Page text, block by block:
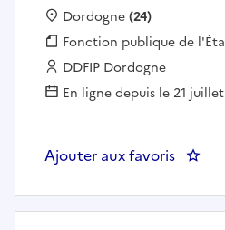
Localisation :
Dordogne(24)
Fonction publique :
Fonction publique de
Employeur :
DDFIP Dordogne
En ligne depuis le 21
Ajouter aux favoris :